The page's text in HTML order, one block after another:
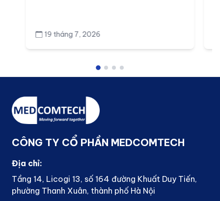
19 tháng 7, 2026
CÔNG TY CỔ PHẦN MEDCOMTECH
Địa chỉ:
Tầng 14, Licogi 13, số 164 đường Khuất Duy Tiến,
phường Thanh Xuân, thành phố Hà Nội